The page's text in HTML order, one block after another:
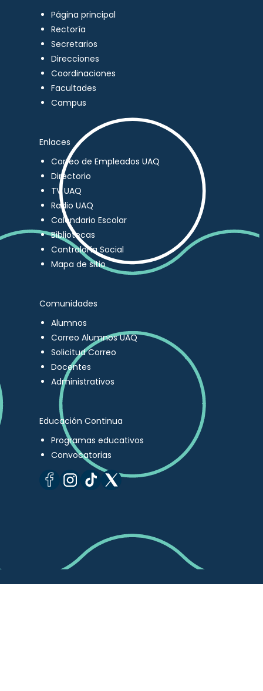
Página principal
Rectoría
Secretarios
Direcciones
Coordinaciones
Facultades
Campus
Enlaces
Correo de Empleados UAQ
Directorio
TV UAQ
Radio UAQ
Calendario Escolar
Bibliotecas
Contraloría Social
Mapa de sitio
Comunidades
Alumnos
Correo Alumnos UAQ
Solicitud Correo
Docentes
Administrativos
Educación Continua
Programas educativos
Convocatorias